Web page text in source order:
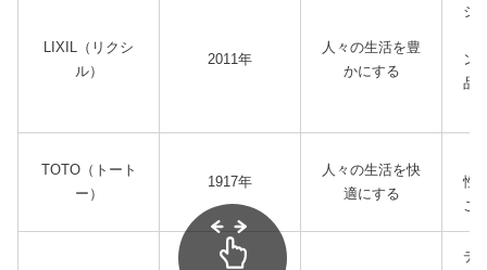
LIXIL（リクシ
ル）
2011年
人々の生活を豊
かにする
シ
ン
品
TOTO（トート
ー）
1917年
人々の生活を快
適にする
性
こ
デ